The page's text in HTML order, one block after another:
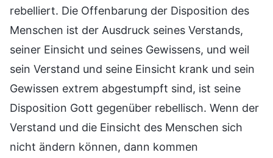
rebelliert. Die Offenbarung der Disposition des
Menschen ist der Ausdruck seines Verstands,
seiner Einsicht und seines Gewissens, und weil
sein Verstand und seine Einsicht krank und sein
Gewissen extrem abgestumpft sind, ist seine
Disposition Gott gegenüber rebellisch. Wenn der
Verstand und die Einsicht des Menschen sich
nicht ändern können, dann kommen